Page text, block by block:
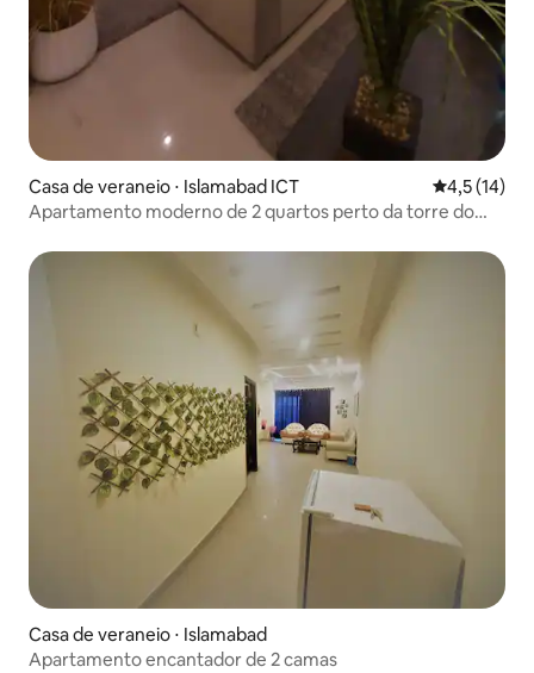
Casa de veraneio ⋅ Islamabad ICT 4,5 de uma
4,5 (14)
Apartamento moderno de 2 quartos perto da torre do
Casa de veraneio ⋅ Islamabad
Apartamento encantador de 2 camas